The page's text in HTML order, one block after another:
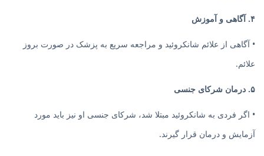
۴. آگاهی و آموزش
• آگاهی از علائم شانکروئید و مراجعه سریع به پزشک در صورت بروز
علائم.
۵. درمان شرکای جنسی
• اگر فردی به شانکروئید مبتلا شد، شرکای جنسی او نیز باید مورد
آزمایش و درمان قرار گیرند.